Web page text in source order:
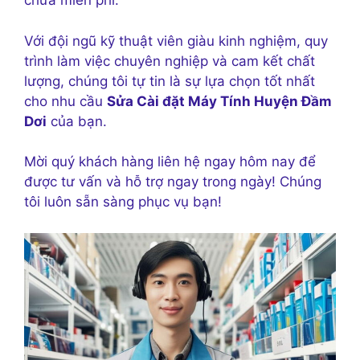
Với đội ngũ kỹ thuật viên giàu kinh nghiệm, quy
trình làm việc chuyên nghiệp và cam kết chất
lượng, chúng tôi tự tin là sự lựa chọn tốt nhất
cho nhu cầu Sửa Cài đặt Máy Tính Huyện Đầm
Dơi của bạn.
Mời quý khách hàng liên hệ ngay hôm nay để
được tư vấn và hỗ trợ ngay trong ngày! Chúng
tôi luôn sẵn sàng phục vụ bạn!